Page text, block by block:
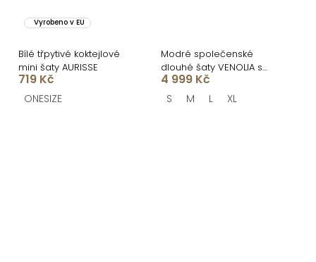
Vyrobeno v EU
Bílé třpytivé koktejlové
mini šaty AURISSE
719 Kč
ONESIZE
Modré společenské
dlouhé šaty VENOLIA s
květinovým vzorem
4 999 Kč
S M L XL